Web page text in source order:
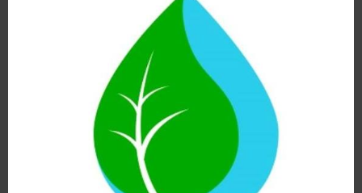
Añadir al carrito Ver